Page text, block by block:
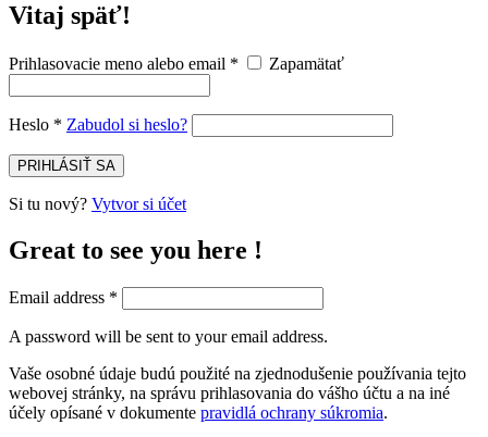
Vitaj späť!
Prihlasovacie meno alebo email * Zapamätať
Heslo * Zabudol si heslo?
PRIHLÁSIŤ SA
Si tu nový? Vytvor si účet
Great to see you here !
Email address *
A password will be sent to your email address.
Vaše osobné údaje budú použité na zjednodušenie používania tejto
webovej stránky, na správu prihlasovania do vášho účtu a na iné
účely opísané v dokumente pravidlá ochrany súkromia.